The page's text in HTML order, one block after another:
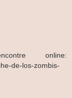
online:
de-los-zombis-